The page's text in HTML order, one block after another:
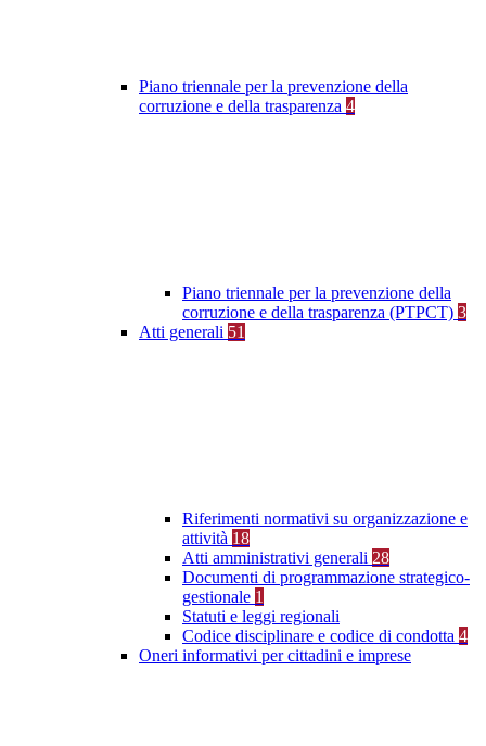
Piano triennale per la prevenzione della
corruzione e della trasparenza 4
Piano triennale per la prevenzione della
corruzione e della trasparenza (PTPCT) 3
Atti generali 51
Riferimenti normativi su organizzazione e
attività 18
Atti amministrativi generali 28
Documenti di programmazione strategico-
gestionale 1
Statuti e leggi regionali
Codice disciplinare e codice di condotta 4
Oneri informativi per cittadini e imprese